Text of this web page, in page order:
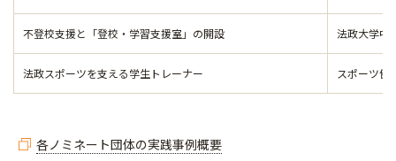
不登校支援と「登校・学習支援室」の開設 法政大学中
法政スポーツを支える学生トレーナー スポーツ健
各ノミネート団体の実践事例概要